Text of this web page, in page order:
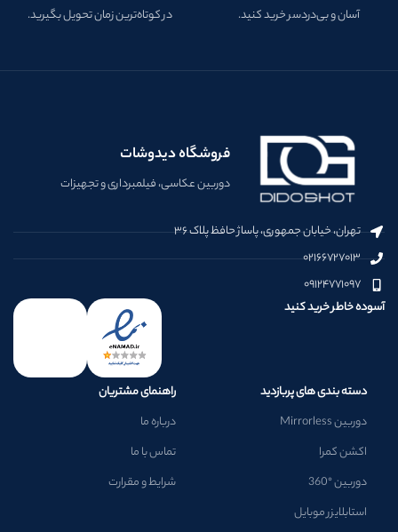
آسان و بی‌دردسر خرید کنید. در کوتاه‌ترین زمان تحویل بگیرید.
فروشگاه دیدوشات
دوربین عکاسی، فیلمبرداری و تجهیزات
تهران، خیابان جمهوری، پاساژ حافظ پلاک ۳۶
۰۲۱۶۶۷۲۷۰۱۳
۰۹۱۲۴۷۷۱۰۹۷
دسته بندی های پربازدید
دوربین Mirrorless
اکشن کمرا
دوربین °360
استابلایزر موبایل
راهنمای مشتریان
درباره ما
تماس با ما
شرایط و مقرارت
آسوده خاطر خرید کنید